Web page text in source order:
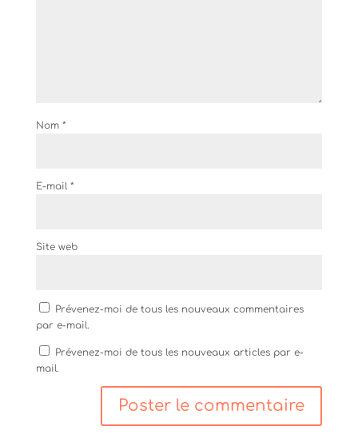
Nom *
E-mail *
Site web
Prévenez-moi de tous les nouveaux commentaires
par e-mail.
Prévenez-moi de tous les nouveaux articles par e-
mail.